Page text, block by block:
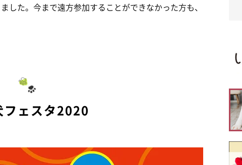
した。今まで遠方参加することができなかった方も、
フェスタ2020